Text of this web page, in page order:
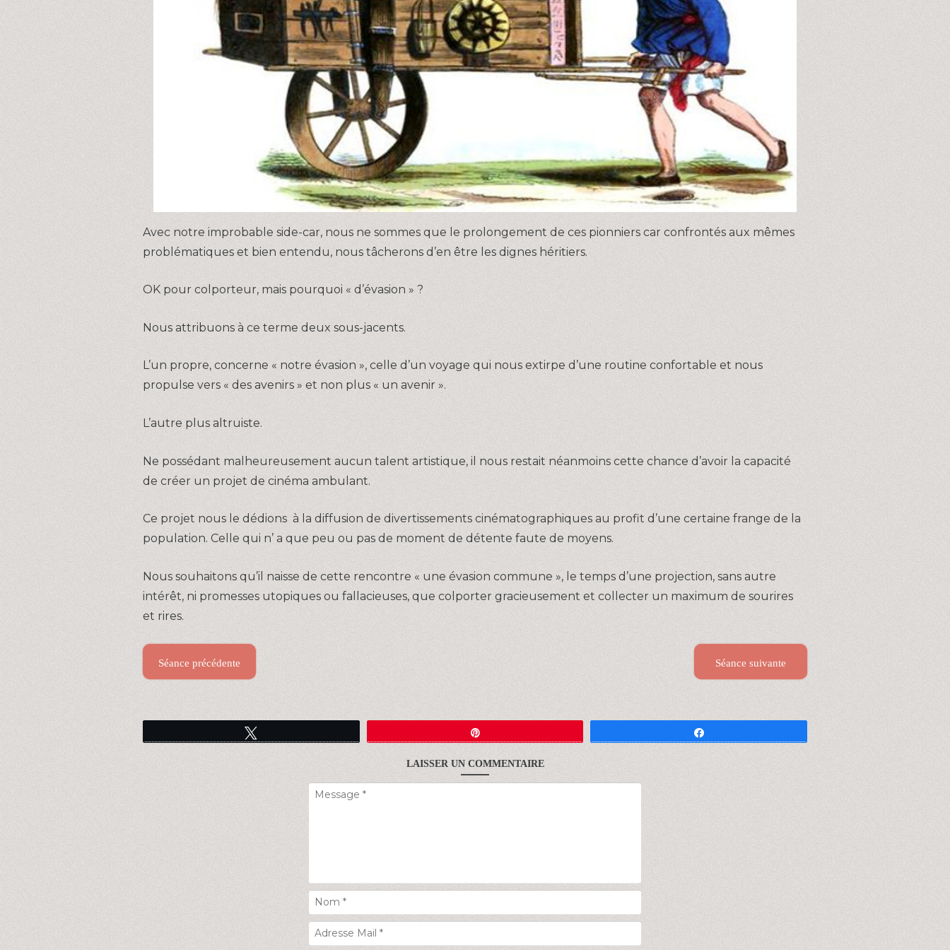
Avec notre improbable side-car, nous ne sommes que le prolongement de ces pionniers car confrontés aux mêmes
problématiques et bien entendu, nous tâcherons d’en être les dignes héritiers.
OK pour colporteur, mais pourquoi « d’évasion » ?
Nous attribuons à ce terme deux sous-jacents.
L’un propre, concerne « notre évasion », celle d’un voyage qui nous extirpe d’une routine confortable et nous
propulse vers « des avenirs » et non plus « un avenir ».
L’autre plus altruiste.
Ne possédant malheureusement aucun talent artistique, il nous restait néanmoins cette chance d’avoir la capacité
de créer un projet de cinéma ambulant.
Ce projet nous le dédions à la diffusion de divertissements cinématographiques au profit d’une certaine frange de la
population. Celle qui n’ a que peu ou pas de moment de détente faute de moyens.
Nous souhaitons qu’il naisse de cette rencontre « une évasion commune », le temps d’une projection, sans autre
intérêt, ni promesses utopiques ou fallacieuses, que colporter gracieusement et collecter un maximum de sourires
et rires.
Séance précédente Séance suivante
LAISSER UN COMMENTAIRE